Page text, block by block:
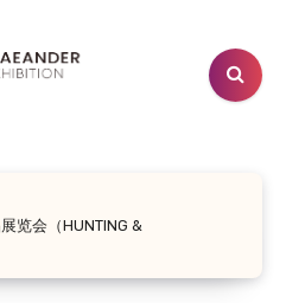
览会（HUNTING &